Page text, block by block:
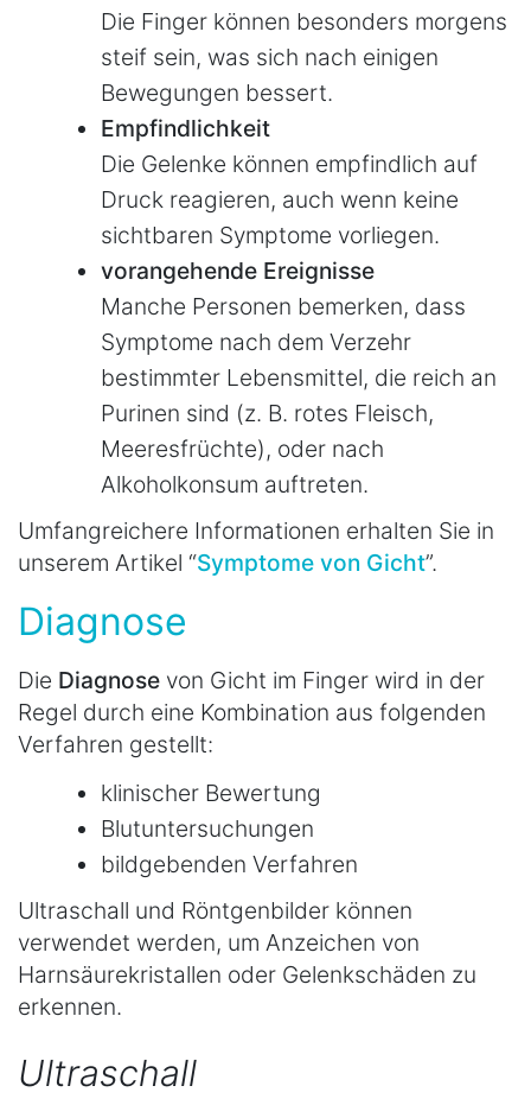
Die Finger können besonders morgens
steif sein, was sich nach einigen
Bewegungen bessert.
Empfindlichkeit
Die Gelenke können empfindlich auf
Druck reagieren, auch wenn keine
sichtbaren Symptome vorliegen.
vorangehende Ereignisse
Manche Personen bemerken, dass
Symptome nach dem Verzehr
bestimmter Lebensmittel, die reich an
Purinen sind (z. B. rotes Fleisch,
Meeresfrüchte), oder nach
Alkoholkonsum auftreten.
Umfangreichere Informationen erhalten Sie in
unserem Artikel “Symptome von Gicht”.
Diagnose
Die Diagnose von Gicht im Finger wird in der
Regel durch eine Kombination aus folgenden
Verfahren gestellt:
klinischer Bewertung
Blutuntersuchungen
bildgebenden Verfahren
Ultraschall und Röntgenbilder können
verwendet werden, um Anzeichen von
Harnsäurekristallen oder Gelenkschäden zu
erkennen.
Ultraschall